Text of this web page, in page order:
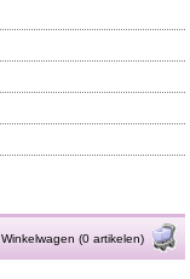
Winkelwagen (0 artikelen)